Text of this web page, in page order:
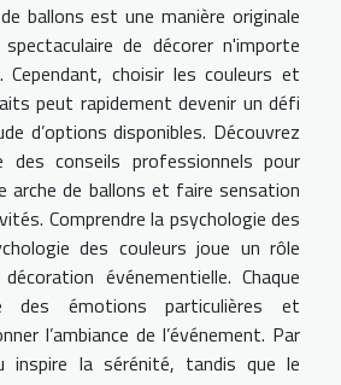
ballons est une manière originale
de décorer n'importe
Cependant, choisir les couleurs et
peut rapidement devenir un défi
d’options disponibles. Découvrez
conseils professionnels pour
arche de ballons et faire sensation
Comprendre la psychologie des
des couleurs joue un rôle
événementielle. Chaque
des émotions particulières et
l’ambiance de l’événement. Par
inspire la sérénité, tandis que le